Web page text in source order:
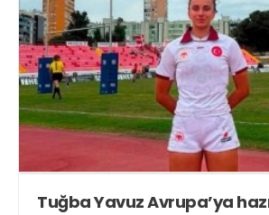
Tuğba Yavuz Avrupa’ya